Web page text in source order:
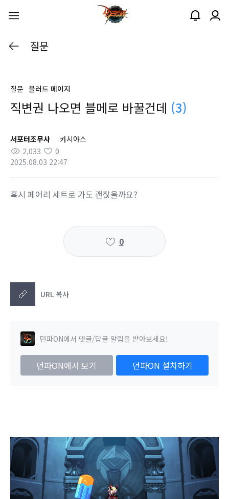
질문
질문 블러드 메이지
직변권 나오면 블메로 바꿀건데 (3)
서포터조무사
카시야스
2,033
0
2025.08.03 22:47
혹시 페어리 세트로 가도 괜찮을까요?
0
URL 복사
던파ON에서 댓글/답글 알림을 받아보세요!
던파ON에서 보기 던파ON 설치하기